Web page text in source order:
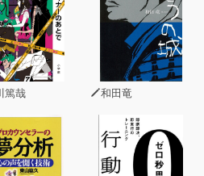
はなぜ「円本」を買ったの
に読まれたベストセラー
ーセンターとミリオンセラー
篤哉 和田竜